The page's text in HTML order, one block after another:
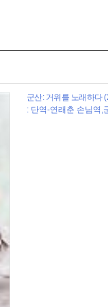
군산: 거위를 노래하다
: 단역-연래춘 손님역,